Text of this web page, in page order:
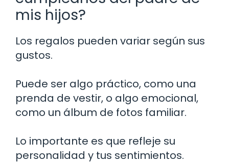
mis hijos?
Los regalos pueden variar según sus
gustos.
Puede ser algo práctico, como una
prenda de vestir, o algo emocional,
como un álbum de fotos familiar.
Lo importante es que refleje su
personalidad y tus sentimientos.